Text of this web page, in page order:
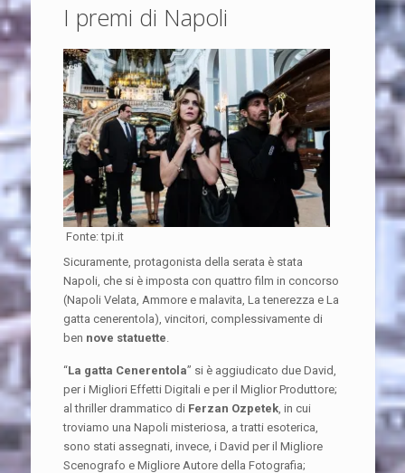
I premi di Napoli
Fonte: tpi.it
Sicuramente, protagonista della serata è stata
Napoli, che si è imposta con quattro film in concorso
(Napoli Velata, Ammore e malavita, La tenerezza e La
gatta cenerentola), vincitori, complessivamente di
ben nove statuette
“La gatta Cenerentola” si è aggiudicato due David,
per i Migliori Effetti Digitali e per il Miglior Produttore;
al thriller drammatico di Ferzan Ozpetek, in cui
troviamo una Napoli misteriosa, a tratti esoterica,
sono stati assegnati, invece, i David per il Migliore
Scenografo e Migliore Autore della Fotografia;